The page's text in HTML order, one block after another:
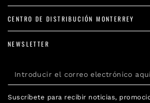
CENTRO DE DISTRIBUCIÓN MONTERREY
NEWSLETTER
Introducir
el
Suscríbete para recibir noticias,